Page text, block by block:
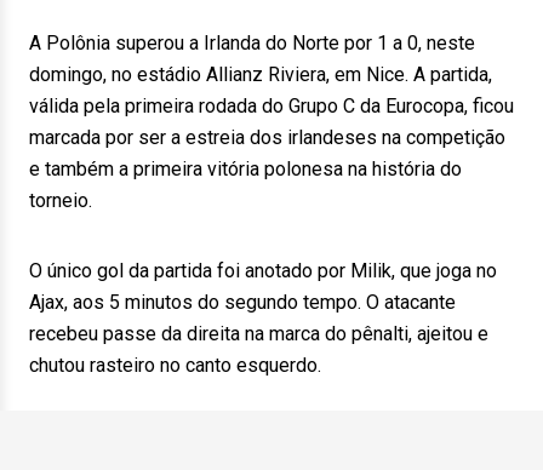
A Polônia superou a Irlanda do Norte por 1 a 0, neste
domingo, no estádio Allianz Riviera, em Nice. A partida,
válida pela primeira rodada do Grupo C da Eurocopa, ficou
marcada por ser a estreia dos irlandeses na competição
e também a primeira vitória polonesa na história do
torneio.
O único gol da partida foi anotado por Milik, que joga no
Ajax, aos 5 minutos do segundo tempo. O atacante
recebeu passe da direita na marca do pênalti, ajeitou e
chutou rasteiro no canto esquerdo.